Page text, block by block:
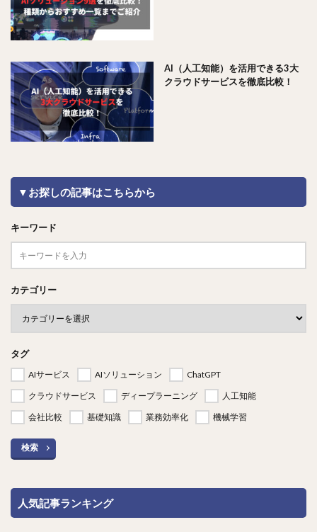
AI（人工知能）を活用できる3大
クラウドサービスを徹底比較！
▼お探しの記事はこちらから
キーワード
カテゴリー
タグ
AIサービス AIソリューション
ChatGPT
クラウドサービス
ディープラーニング
人工知能
会社比較
基礎知識 業務効率化 機械学習
検索
人気記事ランキング